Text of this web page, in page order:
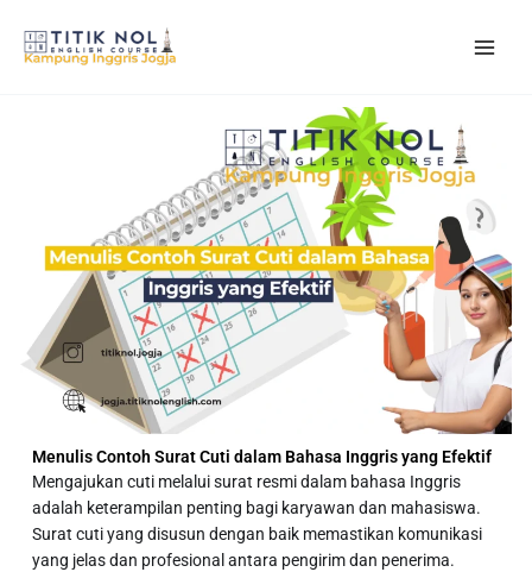
content
Menulis Contoh Surat Cuti dalam Bahasa Inggris yang Efektif
Mengajukan cuti melalui surat resmi dalam bahasa Inggris
adalah keterampilan penting bagi karyawan dan mahasiswa.
Surat cuti yang disusun dengan baik memastikan komunikasi
yang jelas dan profesional antara pengirim dan penerima.